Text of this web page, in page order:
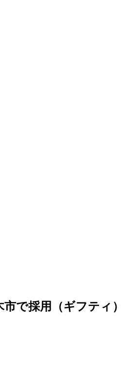
で採用（ギフティ）